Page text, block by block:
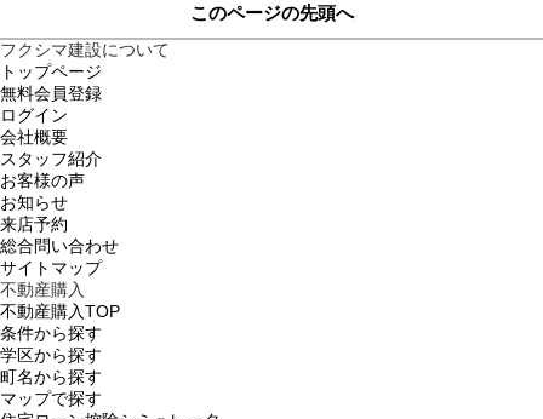
このページの先頭へ
フクシマ建設について
トップページ
無料会員登録
ログイン
会社概要
スタッフ紹介
お客様の声
お知らせ
来店予約
総合問い合わせ
サイトマップ
不動産購入
不動産購入TOP
条件から探す
学区から探す
町名から探す
マップで探す